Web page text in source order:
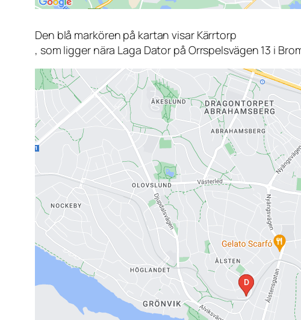
Den blå markören på kartan visar Kärrtorp
, som ligger nära Laga Dator på Orrspelsvägen 13 i